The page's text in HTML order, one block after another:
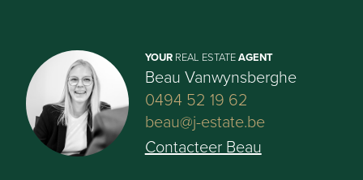
YOUR REAL ESTATEAGENT
Beau Vanwynsberghe
0494 52 19 62
beau@j-estate.be
Contacteer Beau